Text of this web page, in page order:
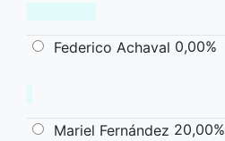
Federico Achaval 0,00%
Mariel Fernández 20,00%